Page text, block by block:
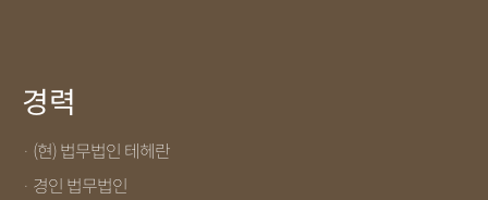
경력
· (현) 법무법인 테헤란
· 경인 법무법인